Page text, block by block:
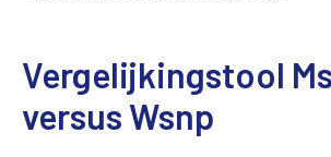
Vergelijkingstool
versus Wsnp